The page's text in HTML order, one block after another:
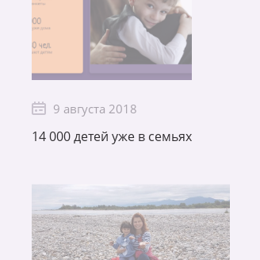
9 августа 2018
14 000 детей уже в семьях